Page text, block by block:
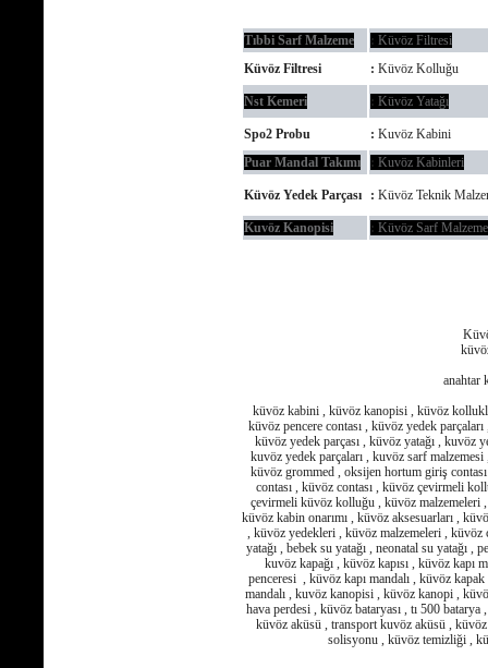
Tıbbi Sarf Malzeme : Küvöz Filtresi
Küvöz Filtresi
: Küvöz Kolluğu
Nst Kemeri : Küvöz Yatağı
Spo2 Probu : Kuvöz Kabini
Puar Mandal Takımı
: Kuvöz Kabinleri
Küvöz Yedek Parçası : Küvöz Teknik
Kuvöz Kanopisi : Küvöz Sarf
anahtar
küvöz kabini , küvöz kanopisi , küvöz
küvöz pencere contası , küvöz yedek
küvöz yedek parçası , küvöz yatağı , kuvöz
kuvöz yedek parçaları , kuvöz sarf
küvöz grommed , oksijen hortum giriş
contası , küvöz contası , küvöz çevirmeli
çevirmeli küvöz kolluğu , küvöz
küvöz kabin onarımı , küvöz aksesuarları ,
, küvöz yedekleri , küvöz malzemeleri , küvöz
yatağı , bebek su yatağı , neonatal su yatağı
kuvöz kapağı , küvöz kapısı , küvöz kapı
penceresi , küvöz kapı mandalı , küvöz
mandalı , kuvöz kanopisi , küvöz kanopi ,
hava perdesi , küvöz bataryası , tı 500
küvöz aküsü , transport kuvöz aküsü ,
solisyonu , küvöz temizliği ,